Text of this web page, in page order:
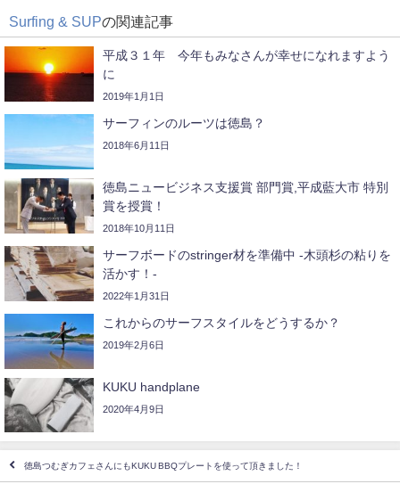
Surfing & SUPの関連記事
平成３１年 今年もみなさんが幸せになれますよう
に
2019年1月1日
サーフィンのルーツは徳島？
2018年6月11日
徳島ニュービジネス支援賞 部門賞,平成藍大市 特別
賞を授賞！
2018年10月11日
サーフボードのstringer材を準備中 -木頭杉の粘りを
活かす！-
2022年1月31日
これからのサーフスタイルをどうするか？
2019年2月6日
KUKU handplane
2020年4月9日
徳島つむぎカフェさんにもKUKU BBQプレートを使って頂きました！